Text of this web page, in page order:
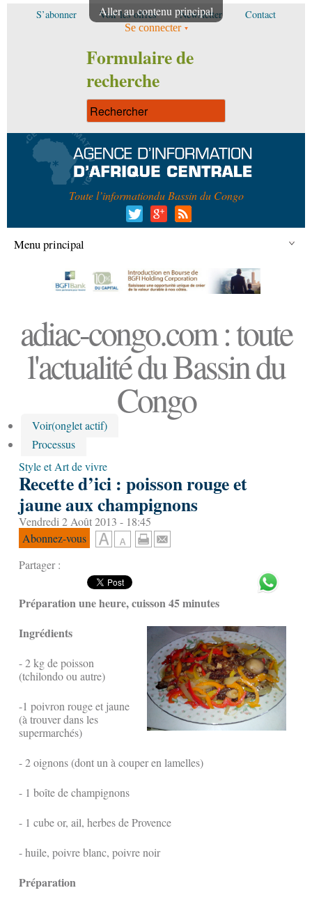
Aller au contenu principal
S’abonner Voir les offres Newsletter Contact
Se connecter
Formulaire de
recherche
Toute l’informationdu Bassin du Congo
Menu principal
adiac-congo.com : toute
l'actualité du Bassin du
Congo
Voir(onglet actif)
Processus
Style et Art de vivre
Recette d’ici : poisson rouge et
jaune aux champignons
Vendredi 2 Août 2013 - 18:45
Abonnez-vous
Partager :
Préparation une heure, cuisson 45 minutes
Ingrédients
- 2 kg de poisson
(tchilondo ou autre)
-1 poivron rouge et jaune
(à trouver dans les
supermarchés)
- 2 oignons (dont un à couper en lamelles)
- 1 boîte de champignons
- 1 cube or, ail, herbes de Provence
- huile, poivre blanc, poivre noir
Préparation